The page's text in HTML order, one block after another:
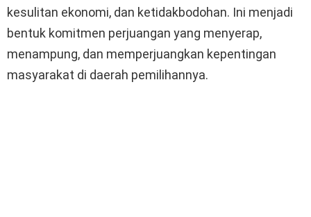
kesulitan ekonomi, dan ketidakbodohan. Ini menjadi
bentuk komitmen perjuangan yang menyerap,
menampung, dan memperjuangkan kepentingan
masyarakat di daerah pemilihannya.